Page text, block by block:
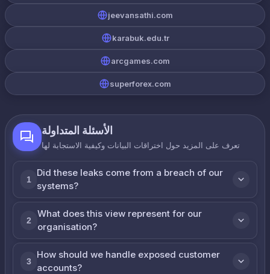
jeevansathi.com
karabuk.edu.tr
arcgames.com
superforex.com
الأسئلة المتداولة
تعرف على المزيد حول اختراقات البيانات وكيفية الاستجابة لها
1
Did these leaks come from a breach of our
systems?
2
What does this view represent for our
organisation?
3
How should we handle exposed customer
accounts?